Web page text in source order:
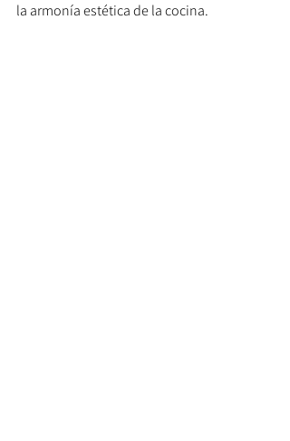
la armonía estética de la cocina.